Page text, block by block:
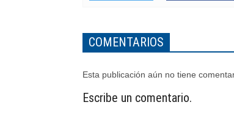
COMENTARIOS
Esta publicación aún no tiene
Escribe un comentario.